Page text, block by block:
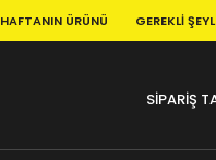
HAFTANIN ÜRÜNÜ GEREKLI
SİPARİŞ